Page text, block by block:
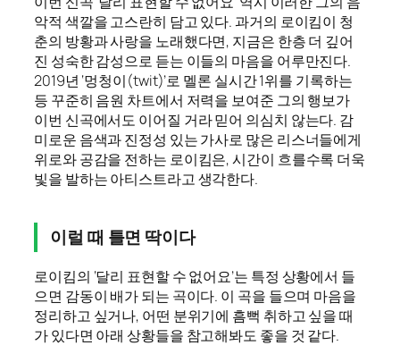
악적 색깔을 고스란히 담고 있다. 과거의 로이킴이 청
춘의 방황과 사랑을 노래했다면, 지금은 한층 더 깊어
진 성숙한 감성으로 듣는 이들의 마음을 어루만진다.
2019년 ‘멍청이(twit)’로 멜론 실시간 1위를 기록하는
등 꾸준히 음원 차트에서 저력을 보여준 그의 행보가
이번 신곡에서도 이어질 거라 믿어 의심치 않는다. 감
미로운 음색과 진정성 있는 가사로 많은 리스너들에게
위로와 공감을 전하는 로이킴은, 시간이 흐를수록 더욱
빛을 발하는 아티스트라고 생각한다.
이럴 때 틀면 딱이다
로이킴의 ‘달리 표현할 수 없어요’는 특정 상황에서 들
으면 감동이 배가 되는 곡이다. 이 곡을 들으며 마음을
정리하고 싶거나, 어떤 분위기에 흠뻑 취하고 싶을 때
가 있다면 아래 상황들을 참고해봐도 좋을 것 같다.